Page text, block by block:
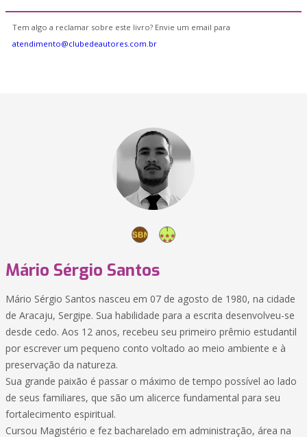
Tem algo a reclamar sobre este livro? Envie um email para
atendimento@clubedeautores.com.br
Mário Sérgio Santos
Mário Sérgio Santos nasceu em 07 de agosto de 1980, na cidade
de Aracaju, Sergipe. Sua habilidade para a escrita desenvolveu-se
desde cedo. Aos 12 anos, recebeu seu primeiro prêmio estudantil
por escrever um pequeno conto voltado ao meio ambiente e à
preservação da natureza.
Sua grande paixão é passar o máximo de tempo possível ao lado
de seus familiares, que são um alicerce fundamental para seu
fortalecimento espiritual.
Cursou Magistério e fez bacharelado em administração, área na